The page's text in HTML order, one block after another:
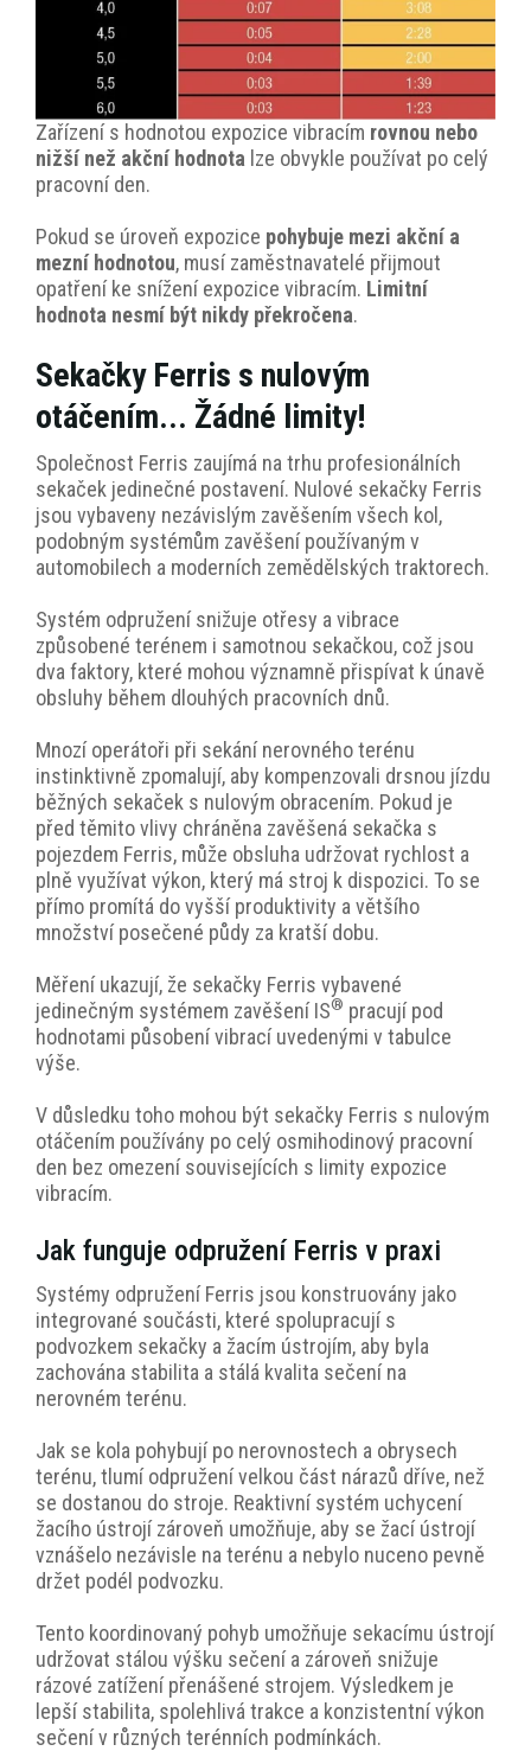
Zařízení s hodnotou expozice vibracím rovnou nebo
nižší než akční hodnota lze obvykle používat po celý
pracovní den.
Pokud se úroveň expozice pohybuje mezi akční a
mezní hodnotou, musí zaměstnavatelé přijmout
opatření ke snížení expozice vibracím. Limitní
hodnota nesmí být nikdy překročena.
Sekačky Ferris s nulovým
otáčením... Žádné limity!
Společnost Ferris zaujímá na trhu profesionálních
sekaček jedinečné postavení. Nulové sekačky Ferris
jsou vybaveny nezávislým zavěšením všech kol,
podobným systémům zavěšení používaným v
automobilech a moderních zemědělských traktorech.
Systém odpružení snižuje otřesy a vibrace
způsobené terénem i samotnou sekačkou, což jsou
dva faktory, které mohou významně přispívat k únavě
obsluhy během dlouhých pracovních dnů.
Mnozí operátoři při sekání nerovného terénu
instinktivně zpomalují, aby kompenzovali drsnou jízdu
běžných sekaček s nulovým obracením. Pokud je
před těmito vlivy chráněna zavěšená sekačka s
pojezdem Ferris, může obsluha udržovat rychlost a
plně využívat výkon, který má stroj k dispozici. To se
přímo promítá do vyšší produktivity a většího
množství posečené půdy za kratší dobu.
Měření ukazují, že sekačky Ferris vybavené
jedinečným systémem zavěšení IS® pracují pod
hodnotami působení vibrací uvedenými v tabulce
výše.
V důsledku toho mohou být sekačky Ferris s nulovým
otáčením používány po celý osmihodinový pracovní
den bez omezení souvisejících s limity expozice
vibracím.
Jak funguje odpružení Ferris v praxi
Systémy odpružení Ferris jsou konstruovány jako
integrované součásti, které spolupracují s
podvozkem sekačky a žacím ústrojím, aby byla
zachována stabilita a stálá kvalita sečení na
nerovném terénu.
Jak se kola pohybují po nerovnostech a obrysech
terénu, tlumí odpružení velkou část nárazů dříve, než
se dostanou do stroje. Reaktivní systém uchycení
žacího ústrojí zároveň umožňuje, aby se žací ústrojí
vznášelo nezávisle na terénu a nebylo nuceno pevně
držet podél podvozku.
Tento koordinovaný pohyb umožňuje sekacímu ústrojí
udržovat stálou výšku sečení a zároveň snižuje
rázové zatížení přenášené strojem. Výsledkem je
lepší stabilita, spolehlivá trakce a konzistentní výkon
sečení v různých terénních podmínkách.